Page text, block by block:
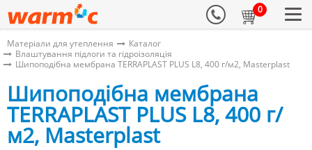
0
Матеріали для утеплення
Каталог
Влаштування підлоги та гідроізоляція
Шипоподібна мембрана TERRAPLAST PLUS L8, 400 г/м2, Masterplast
Шипоподібна мембрана
TERRAPLAST PLUS L8, 400 г/
м2, Masterplast